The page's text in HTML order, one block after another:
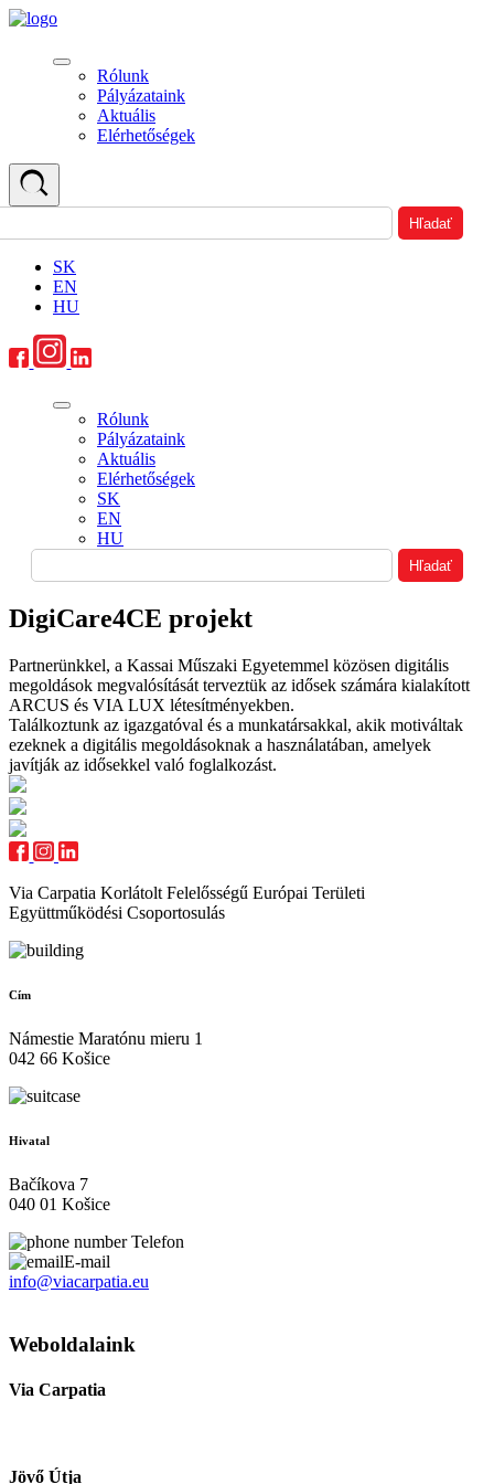
Rólunk
Pályázataink
Aktuális
Elérhetőségek
SK
EN
HU
Rólunk
Pályázataink
Aktuális
Elérhetőségek
SK
EN
HU
DigiCare4CE projekt
Partnerünkkel, a Kassai Műszaki Egyetemmel közösen digitális
megoldások megvalósítását terveztük az idősek számára kialakított
ARCUS és VIA LUX létesítményekben.
Találkoztunk az igazgatóval és a munkatársakkal, akik motiváltak
ezeknek a digitális megoldásoknak a használatában, amelyek
javítják az idősekkel való foglalkozást.
Via Carpatia Korlátolt Felelősségű Európai Területi
Együttműködési Csoportosulás
Cím
Námestie Maratónu mieru 1
042 66 Košice
Hivatal
Bačíkova 7
040 01 Košice
Telefon
E-mail
info@viacarpatia.eu
Weboldalaink
Via Carpatia
Jövő Útja